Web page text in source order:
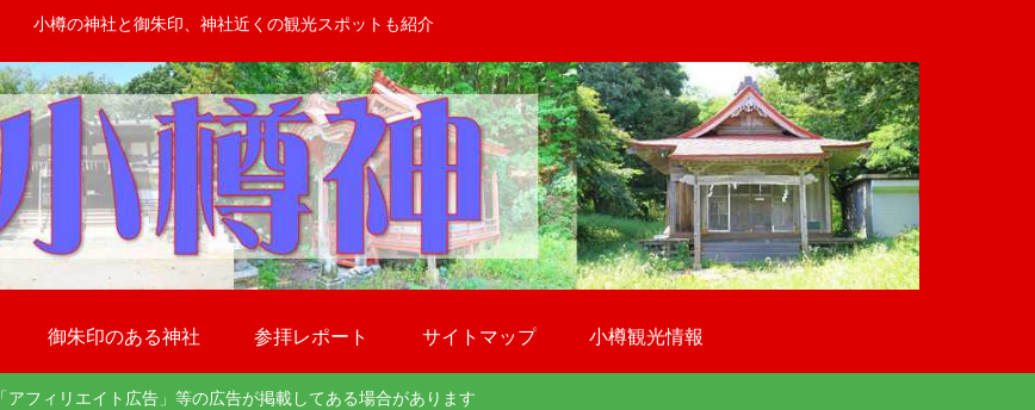
小樽の神社と御朱印、神社近くの観光スポットも紹介
御朱印のある神社 参拝レポート サイトマップ 小樽観光情報
「アフィリエイト広告」等の広告が掲載してある場合があります